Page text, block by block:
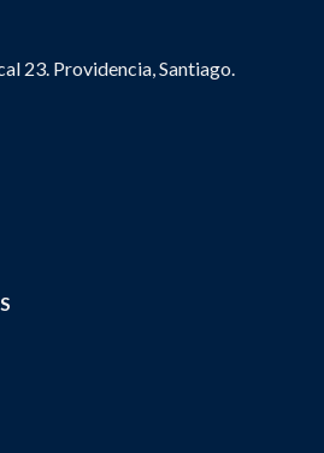
23. Providencia, Santiago.